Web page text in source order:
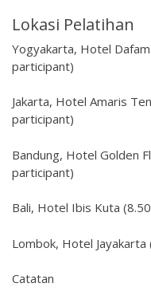
Lokasi Pelatihan
Yogyakarta, Hotel
participant)
Jakarta, Hotel Amaris
participant)
Bandung, Hotel Golden
participant)
Bali, Hotel Ibis Kuta
Lombok, Hotel
Catatan